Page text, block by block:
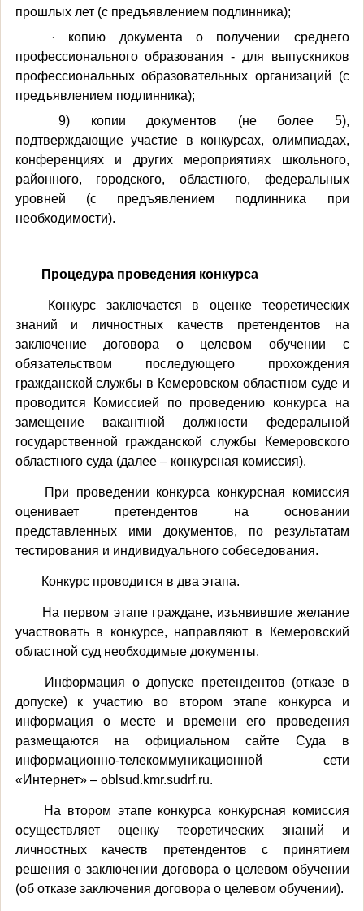
прошлых лет (с предъявлением подлинника);
· копию документа о получении среднего
профессионального образования - для выпускников
профессиональных образовательных организаций (с
предъявлением подлинника);
9) копии документов (не более 5),
подтверждающие участие в конкурсах, олимпиадах,
конференциях и других мероприятиях школьного,
районного, городского, областного, федеральных
уровней (с предъявлением подлинника при
необходимости).
Процедура проведения конкурса
Конкурс заключается в оценке теоретических
знаний и личностных качеств претендентов на
заключение договора о целевом обучении с
обязательством последующего прохождения
гражданской службы в Кемеровском областном суде и
проводится Комиссией по проведению конкурса на
замещение вакантной должности федеральной
государственной гражданской службы Кемеровского
областного суда (далее – конкурсная комиссия).
При проведении конкурса конкурсная комиссия
оценивает претендентов на основании
представленных ими документов, по результатам
тестирования и индивидуального собеседования.
Конкурс проводится в два этапа.
На первом этапе граждане, изъявившие желание
участвовать в конкурсе, направляют в Кемеровский
областной суд необходимые документы.
Информация о допуске претендентов (отказе в
допуске) к участию во втором этапе конкурса и
информация о месте и времени его проведения
размещаются на официальном сайте Суда в
информационно-телекоммуникационной сети
«Интернет» – oblsud.kmr.sudrf.ru.
На втором этапе конкурса конкурсная комиссия
осуществляет оценку теоретических знаний и
личностных качеств претендентов с принятием
решения о заключении договора о целевом обучении
(об отказе заключения договора о целевом обучении).